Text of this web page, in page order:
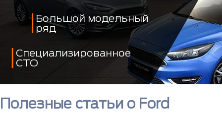
Большой модельный
ряд
Специализированное
СТО
Полезные статьи о Ford